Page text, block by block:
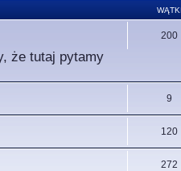
WĄTKI
że tutaj pytamy
200
9
120
272